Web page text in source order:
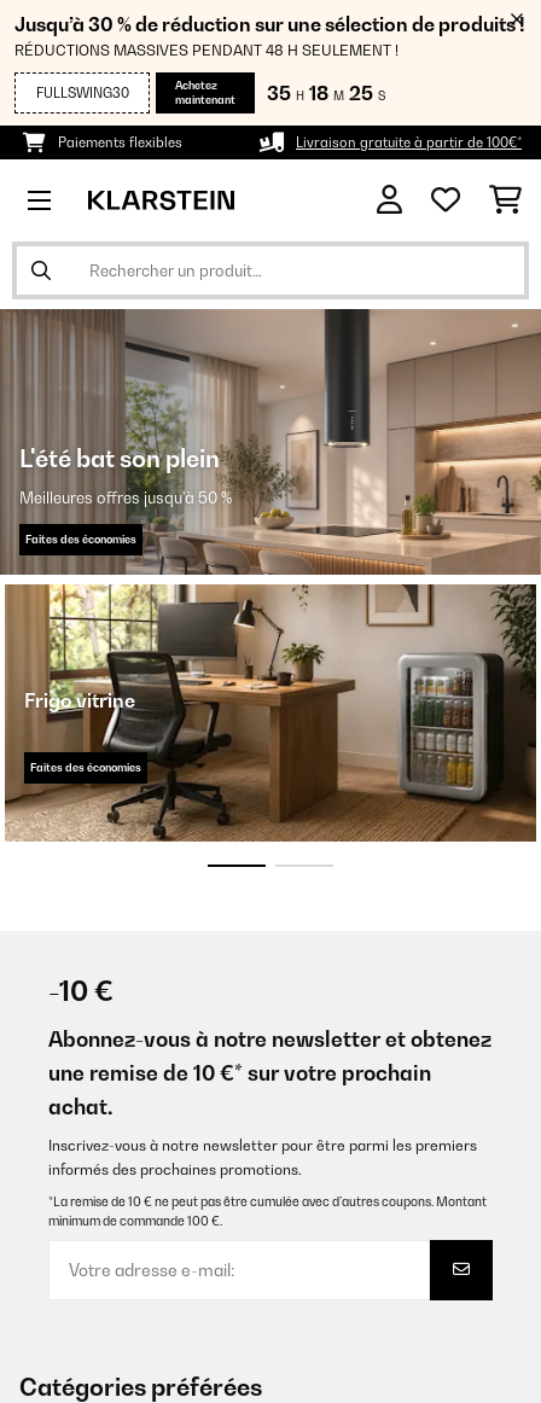
Jusqu’à 30 % de réduction sur une sélection de produits !
RÉDUCTIONS MASSIVES PENDANT 48 H SEULEMENT !
FULLSWING30
Achetez
maintenant
35 H 18 M 24 S
Paiements flexibles Livraison gratuite à partir de 100€*
L'été bat son plein
Meilleures offres jusqu'à 50 %
Faites des économies
Frigo vitrine
Faites des économies
-10 €
Abonnez-vous à notre newsletter et obtenez
une remise de 10 €* sur votre prochain
achat.
Inscrivez-vous à notre newsletter pour être parmi les premiers
informés des prochaines promotions.
*La remise de 10 € ne peut pas être cumulée avec d’autres coupons. Montant
minimum de commande 100 €.
Catégories préférées